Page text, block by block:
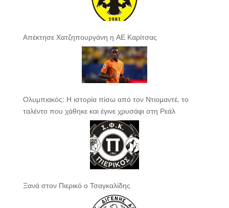
Απέκτησε Χατζηπουργάνη η ΑΕ Καρίτσας
Ολυμπιακός: Η ιστορία πίσω από τον Ντιομαντέ, το
ταλέντο που χάθηκε και έγινε χρυσάφι στη Ρεάλ
Ξανά στον Πιερικό ο Τσαγκαλίδης